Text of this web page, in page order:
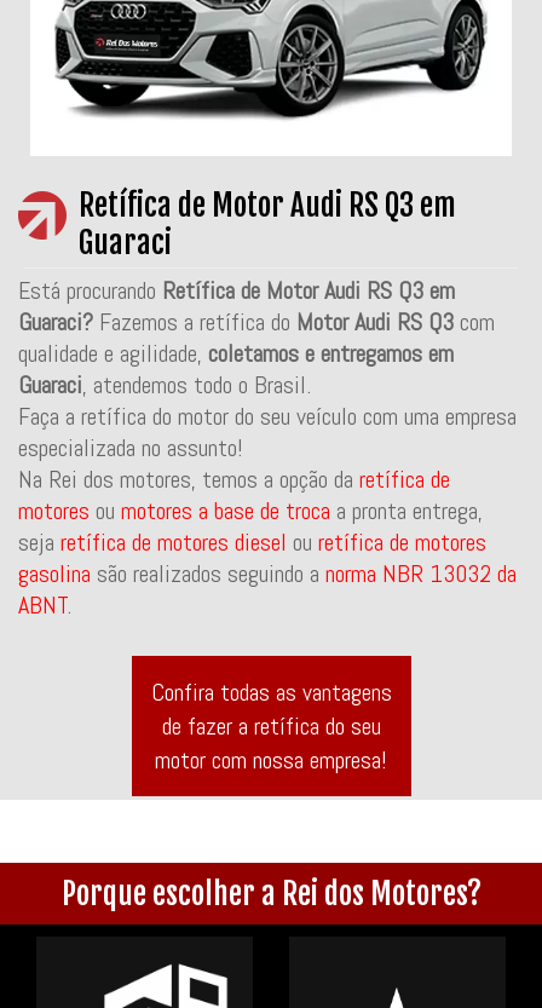
Retífica de Motor Audi RS Q3 em
Guaraci
Está procurando Retífica de Motor Audi RS Q3 em
Guaraci? Fazemos a retífica do Motor Audi RS Q3com
qualidade e agilidade, coletamos e entregamos em
Guaraci, atendemos todo o Brasil.
Faça a retífica do motor do seu veículo com uma empresa
especializada no assunto!
Na Rei dos motores, temos a opção da retífica de
motores ou motores a base de troca a pronta entrega,
seja retífica de motores diesel ou retífica de motores
gasolina são realizados seguindo a norma NBR 13032 da
ABNT.
Confira todas as vantagens
de fazer a retífica do seu
motor com nossa empresa!
Porque escolher a Rei dos Motores?